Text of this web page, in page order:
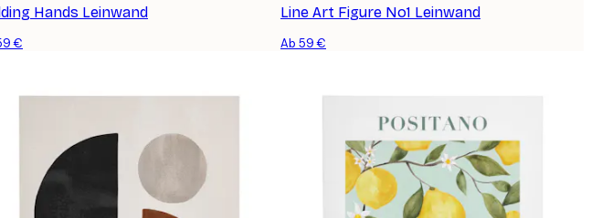
Hands Leinwand
€
Line Art Figure No1 Leinwand
Ab 59 €